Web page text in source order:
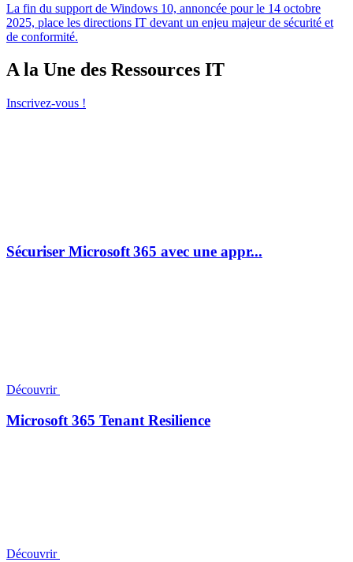
La fin du support de Windows 10, annoncée pour le 14 octobre
2025, place les directions IT devant un enjeu majeur de sécurité et
de conformité.
A la Une des Ressources IT
Inscrivez-vous !
Sécuriser Microsoft 365 avec une appr...
Découvrir
Microsoft 365 Tenant Resilience
Découvrir